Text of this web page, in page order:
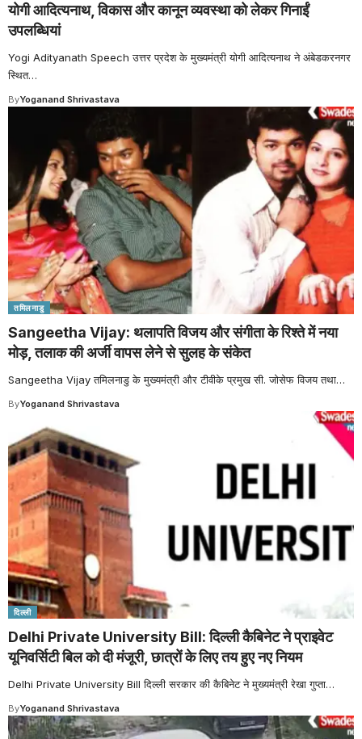
योगी आदित्यनाथ, विकास और कानून व्यवस्था को लेकर गिनाईं
उपलब्धियां
Yogi Adityanath Speech उत्तर प्रदेश के मुख्यमंत्री योगी आदित्यनाथ ने अंबेडकरनगर
स्थित…
ByYoganand Shrivastava
तमिलनाडु
Sangeetha Vijay: थलापति विजय और संगीता के रिश्ते में नया
मोड़, तलाक की अर्जी वापस लेने से सुलह के संकेत
Sangeetha Vijay तमिलनाडु के मुख्यमंत्री और टीवीके प्रमुख सी. जोसेफ विजय तथा…
ByYoganand Shrivastava
दिल्ली
Delhi Private University Bill: दिल्ली कैबिनेट ने प्राइवेट
यूनिवर्सिटी बिल को दी मंजूरी, छात्रों के लिए तय हुए नए नियम
Delhi Private University Bill दिल्ली सरकार की कैबिनेट ने मुख्यमंत्री रेखा गुप्ता…
ByYoganand Shrivastava